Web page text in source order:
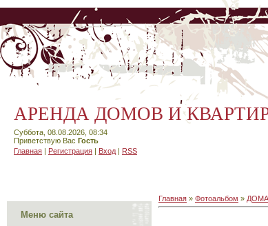
АРЕНДА ДОМОВ И
Суббота, 08.08.2026, 08:34
Приветствую Вас Гость
Главная | Регистрация | Вход | RSS
Меню сайта
Главная » Фотоальбом »